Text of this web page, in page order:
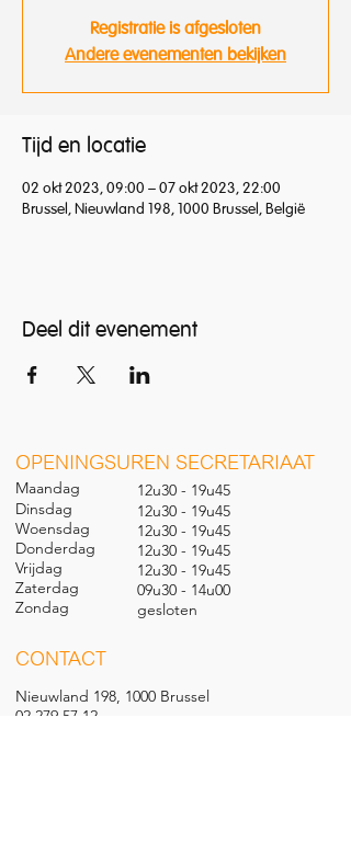
Registratie is afgesloten
Andere evenementen bekijken
Tijd en locatie
02 okt 2023, 09:00 – 07 okt 2023, 22:00
Brussel, Nieuwland 198, 1000 Brussel, België
Deel dit evenement
OPENINGSUREN SECRETARIAAT
Maandag
Dinsdag
Woensdag
Donderdag
Vrijdag
Zaterdag
Zondag
12u30 - 19u45
12u30 - 19u45
12u30 - 19u45
12u30 - 19u45
12u30 - 19u45
09u30 - 14u00
gesloten
CONTACT
Nieuwland 198, 1000 Brussel
02 279 57 12